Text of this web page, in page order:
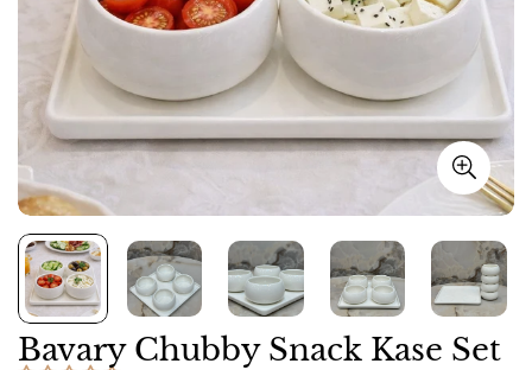
Bavary Chubby Snack Kase Set